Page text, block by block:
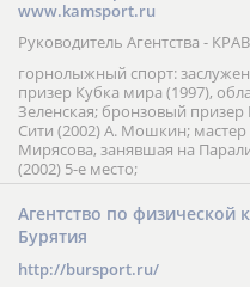
www.kamsport.ru
Руководитель Агентства -
горнолыжный спорт:
призер Кубка мира (1997),
Зеленская; бронзовый
Сити (2002) А. Мошкин;
Мирясова, занявшая на
(2002) 5-е место;
Агентство по физической
Бурятия
http://bursport.ru/